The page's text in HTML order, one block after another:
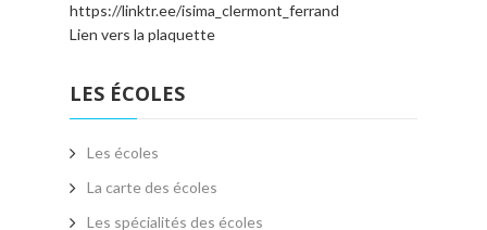
https://linktr.ee/isima_clermont_ferrand
Lien vers la plaquette
LES ÉCOLES
Les écoles
La carte des écoles
Les spécialités des écoles